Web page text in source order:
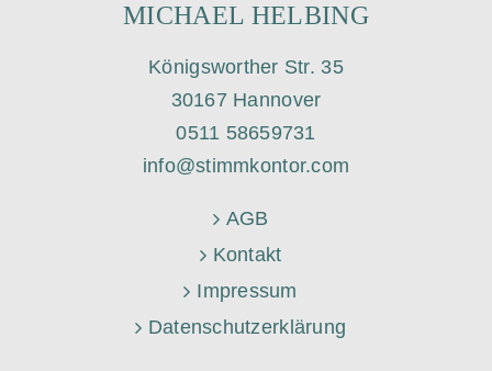
MICHAEL HELBING
Königsworther Str. 35
30167 Hannover
0511 58659731
info@stimmkontor.com
AGB
Kontakt
Impressum
Datenschutzerklärung